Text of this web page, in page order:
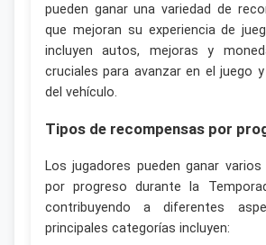
pueden ganar una variedad de
que mejoran su experiencia de
incluyen autos, mejoras y
cruciales para avanzar en el juego
del vehículo.
Tipos de recompensas por
Los jugadores pueden ganar
por progreso durante la
contribuyendo a diferentes
principales categorías incluyen: